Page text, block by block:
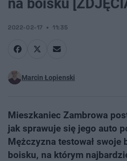
na boisku
2022-02-17 11:35
Marcin Łopienski
Mieszkaniec Zambrowa
jak sprawuje się jego auto
Mężczyzna testował swoje
boisku, na którym